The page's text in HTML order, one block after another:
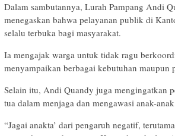
Dalam sambutannya, Lurah Pampang Andi
menegaskan bahwa pelayanan publik di
selalu terbuka bagi masyarakat.
Ia mengajak warga untuk tidak ragu
menyampaikan berbagai kebutuhan maupun
Selain itu, Andi Quandy juga mengingatkan
tua dalam menjaga dan mengawasi anak-
“Jagai anakta’ dari pengaruh negatif,